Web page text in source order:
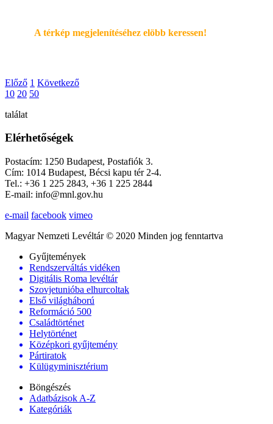
A térkép megjelenítéséhez elöbb keressen!
Előző 1 Következő
10 20 50
találat
Elérhetőségek
Postacím: 1250 Budapest, Postafiók 3.
Cím: 1014 Budapest, Bécsi kapu tér 2-4.
Tel.: +36 1 225 2843, +36 1 225 2844
E-mail: info@mnl.gov.hu
e-mail facebook vimeo
Magyar Nemzeti Levéltár © 2020 Minden jog fenntartva
Gyűjtemények
Rendszerváltás vidéken
Digitális Roma levéltár
Szovjetunióba elhurcoltak
Első világháború
Reformáció 500
Családtörténet
Helytörténet
Középkori gyűjtemény
Pártiratok
Külügyminisztérium
Böngészés
Adatbázisok A-Z
Kategóriák